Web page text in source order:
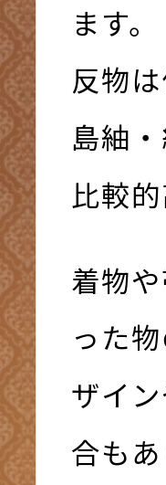
ます。
反物
島紬
比較
着物
った
ザイ
合も